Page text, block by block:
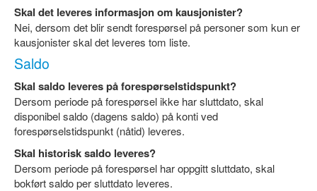
Skal det leveres informasjon om kausjonister?
Nei, dersom det blir sendt forespørsel på personer som kun er
kausjonister skal det leveres tom liste.
Saldo
Skal saldo leveres på forespørselstidspunkt?
Dersom periode på forespørsel ikke har sluttdato, skal
disponibel saldo (dagens saldo) på konti ved
forespørselstidspunkt (nåtid) leveres.
Skal historisk saldo leveres?
Dersom periode på forespørsel har oppgitt sluttdato, skal
bokført saldo per sluttdato leveres.